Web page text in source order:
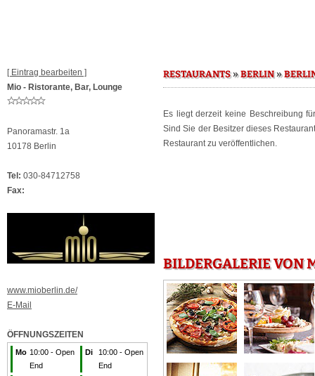
[ Eintrag bearbeiten ]
Mio - Ristorante, Bar, Lounge
Panoramastr. 1a
10178 Berlin
Tel: 030-84712758
Fax:
www.mioberlin.de/
E-Mail
ÖFFNUNGSZEITEN
Mo 10:00 - Open
End
Di
10:00 - Open
End
RESTAURANTS»BERLIN»
Es liegt derzeit keine Beschreibung
Sind Sie der Besitzer dieses
Restaurant zu veröffentlichen.
BILDERGALERIE VON